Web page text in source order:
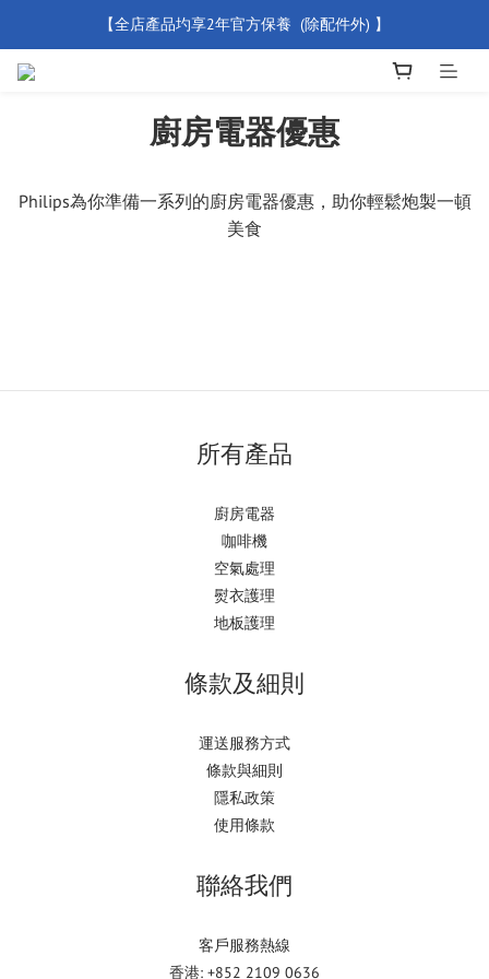
【買滿 $500 免運費】
【全店產品圴享2年官方保養  (除配件外) 】
【買滿 $500 免運費】
廚房電器優惠
Philips為你準備一系列的廚房電器優惠，助你輕鬆炮製一頓
美食
所有產品
廚房電器
咖啡機
空氣處理
熨衣護理
地板護理
條款及細則
運送服務方式
條款與細則
隱私政策
使用條款
聯絡我們
客戶服務熱線
香港: +852 2109 0636